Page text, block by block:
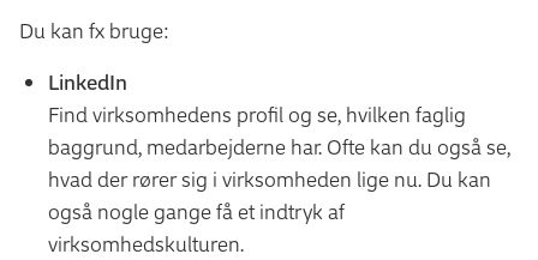
Du kan fx bruge:
LinkedIn
Find virksomhedens profil og se, hvilken faglig
baggrund, medarbejderne har. Ofte kan du også se,
hvad der rører sig i virksomheden lige nu. Du kan
også nogle gange få et indtryk af
virksomhedskulturen.